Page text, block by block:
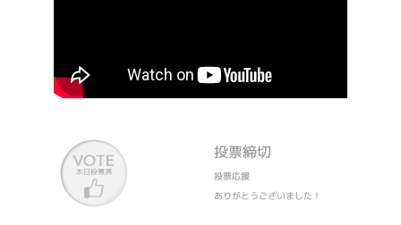
投票締切
投票応援
ありがとうございました！